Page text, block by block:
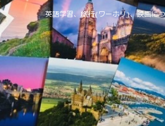
英語学習、旅行(ワーホリ)、映画に